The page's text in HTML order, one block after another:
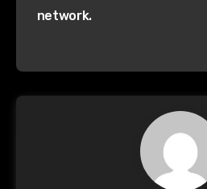
entradas
network.